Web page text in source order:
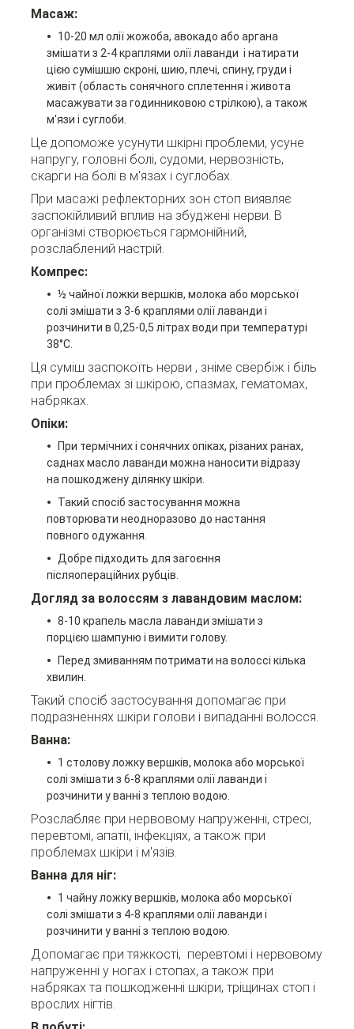
Масаж:
10-20 мл олії жожоба, авокадо або аргана
змішати з 2-4 краплями олії лаванди і натирати
цією сумішшю скроні, шию, плечі, спину, груди і
живіт (область сонячного сплетення і живота
масажувати за годинниковою стрілкою), а також
м'язи і суглоби.
Це допоможе усунути шкірні проблеми, усуне
напругу, головні болі, судоми, нервозність,
скарги на болі в м'язах і суглобах.
При масажі рефлекторних зон стоп виявляє
заспокійливий вплив на збуджені нерви. В
організмі створюється гармонійний,
розслаблений настрій.
Компрес:
½ чайної ложки вершків, молока або морської
солі змішати з 3-6 краплями олії лаванди і
розчинити в 0,25-0,5 літрах води при температурі
38°С.
Ця суміш заспокоїть нерви , зніме свербіж і біль
при проблемах зі шкірою, спазмах, гематомах,
набряках.
Опіки:
При термічних і сонячних опіках, різаних ранах,
саднах масло лаванди можна наносити відразу
на пошкоджену ділянку шкіри.
Такий спосіб застосування можна
повторювати неодноразово до настання
повного одужання.
Добре підходить для загоєння
післяопераційних рубців.
Догляд за волоссям з лавандовим маслом:
8-10 крапель масла лаванди змішати з
порцією шампуню і вимити голову.
Перед змиванням потримати на волоссі кілька
хвилин.
Такий спосіб застосування допомагає при
подразненнях шкіри голови і випаданні волосся.
Ванна:
1 столову ложку вершків, молока або морської
солі змішати з 6-8 краплями олії лаванди і
розчинити у ванні з теплою водою.
Розслабляє при нервовому напруженні, стресі,
перевтомі, апатії, інфекціях, а також при
проблемах шкіри і м'язів.
Ванна для ніг:
1 чайну ложку вершків, молока або морської
солі змішати з 4-8 краплями олії лаванди і
розчинити у ванні з теплою водою.
Допомагає при тяжкості, перевтомі і нервовому
напруженні у ногах і стопах, а також при
набряках та пошкодженні шкіри, тріщинах стоп і
врослих нігтів.